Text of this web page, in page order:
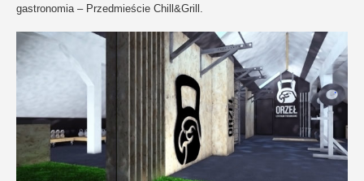
gastronomia – Przedmieście Chill&Grill.